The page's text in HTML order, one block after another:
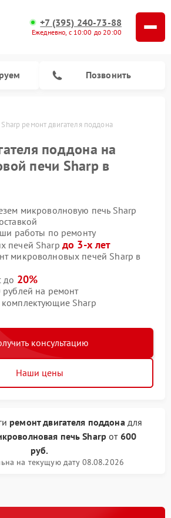
+7 (395) 240-73-88
Ежедневно, с 10:00 до 20:00
Позвонить
ремонт двигателя поддона
поддона на
печи Sharp в
микроволновую печь Sharp
работы по ремонту
печей Sharp до 3-х лет
микроволновых печей Sharp в
до 20%
на ремонт
Sharp
консультацию
Наши цены
ремонт двигателя поддона для
печь Sharp от 600
руб.
на текущую дату 08.08.2026